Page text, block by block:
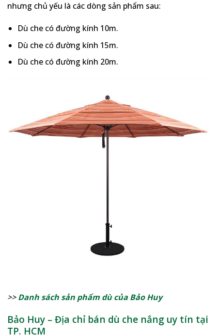
nhưng chủ yếu là các dòng sản phẩm sau:
Dù che có đường kính 10m.
Dù che có đường kính 15m.
Dù che có đường kính 20m.
>>Danh sách sản phẩm dù của Bảo Huy
Bảo Huy – Địa chỉ bán dù che nắng uy tín tại
TP. HCM